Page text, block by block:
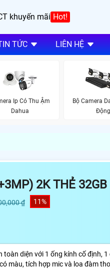
khuyến mãi Hot!
TỨC LIÊN HỆ
Ip Có Thu Ậm
Dahua
Bộ Camera
Động
2K THẺ 32GB
₫ 11%
diện với 1 ống kính cố định,
màu, tích hợp mic và loa đàm